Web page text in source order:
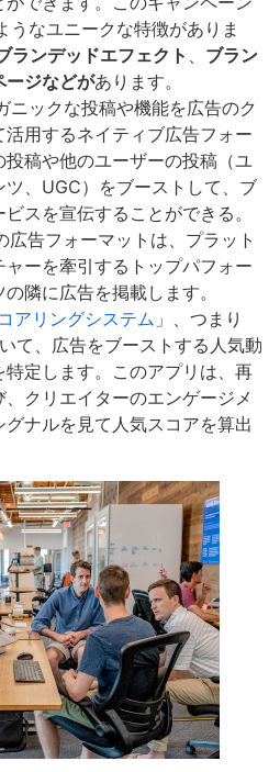
うなユニークな特徴がありま
ランデッドエフェクト
ブラン
ージなどがあります。
ニックな投稿や機能を広告のク
活用するネイティブ広告フォー
稿や他のユーザーの投稿（ユ
ツ、UGC）をブーストして、ブ
スを宣伝することができる。
広告フォーマットは、プラット
ーを牽引するトップパフォー
隣に広告を掲載します。
アリングシステム 」、つまり
て、広告をブーストする人気動
定します。このアプリは、再
クリエイターのエンゲージメ
ナルを見て人気スコアを算出